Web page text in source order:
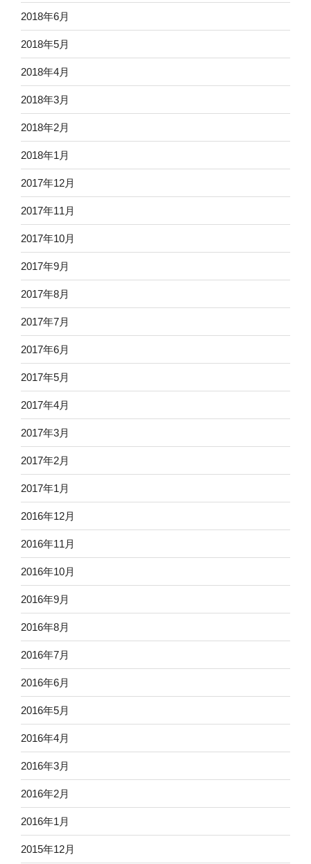
2018年6月
2018年5月
2018年4月
2018年3月
2018年2月
2018年1月
2017年12月
2017年11月
2017年10月
2017年9月
2017年8月
2017年7月
2017年6月
2017年5月
2017年4月
2017年3月
2017年2月
2017年1月
2016年12月
2016年11月
2016年10月
2016年9月
2016年8月
2016年7月
2016年6月
2016年5月
2016年4月
2016年3月
2016年2月
2016年1月
2015年12月